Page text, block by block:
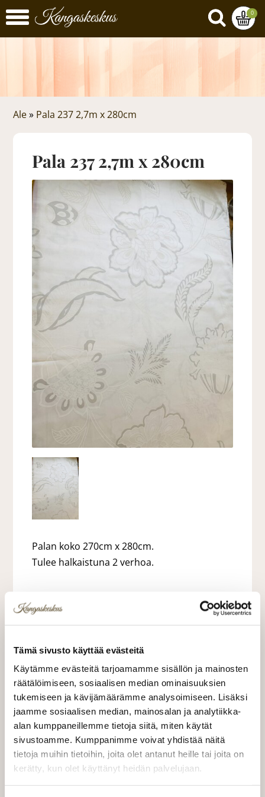
Tämä sivusto käyttää evästeitä
Käytämme evästeitä tarjoamamme sisällön ja mainosten
räätälöimiseen, sosiaalisen median ominaisuuksien
tukemiseen ja kävijämäärämme analysoimiseen. Lisäksi
jaamme sosiaalisen median, mainosalan ja analytiikka-
alan kumppaneillemme tietoja siitä, miten käytät
sivustoamme. Kumppanimme voivat yhdistää näitä
tietoja muihin tietoihin, joita olet antanut heille tai joita on
kerätty, kun olet käyttänyt heidän palvelujaan.
0
Ale » Pala 237 2,7m x 280cm
Pala 237 2,7m x 280cm
Palan koko 270cm x 280cm.
Tulee halkaistuna 2 verhoa.
25,00 €
LISÄÄ OSTOSKORIIN
Valitse mukaan ompelupalvelu
(sis. työn ja tarvikkeet)